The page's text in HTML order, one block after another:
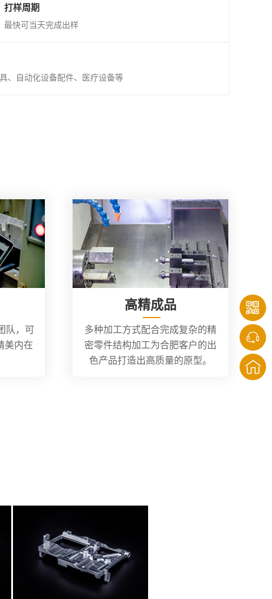
打样周期
最快可当天完成出样
、自动化设备配件、医疗设备等
队，可
美内在
高精成品
多种加工方式配合完成复杂的精
密零件结构加工为合肥客户的出
色产品打造出高质量的原型。